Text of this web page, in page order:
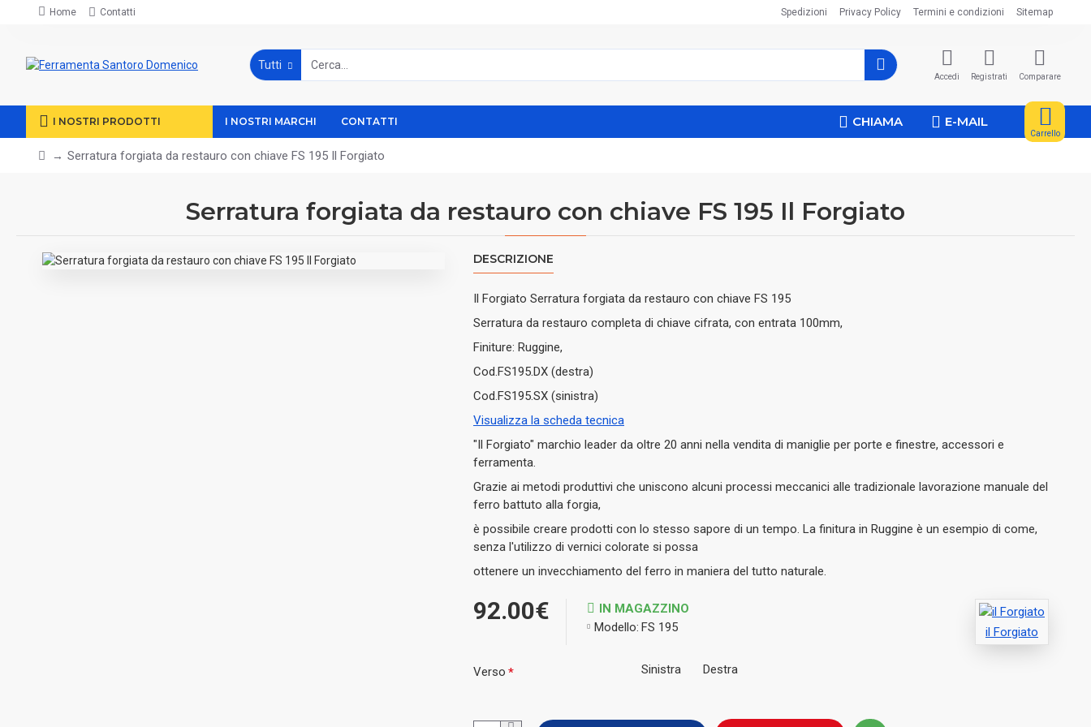
Home Contatti Spedizioni Privacy Policy Termini e condizioni Sitemap
Tutti
Accedi Registrati Comparare
I NOSTRI PRODOTTI I NOSTRI MARCHI CONTATTI CHIAMA E-MAIL
Carrello
Serratura forgiata da restauro con chiave FS 195 Il Forgiato
Serratura forgiata da restauro con chiave FS 195 Il Forgiato
DESCRIZIONE
Il Forgiato Serratura forgiata da restauro con chiave FS 195
Serratura da restauro completa di chiave cifrata, con entrata 100mm,
Finiture: Ruggine,
Cod.FS195.DX (destra)
Cod.FS195.SX (sinistra)
Visualizza la scheda tecnica
"Il Forgiato" marchio leader da oltre 20 anni nella vendita di maniglie per porte e finestre, accessori e
ferramenta.
Grazie ai metodi produttivi che uniscono alcuni processi meccanici alle tradizionale lavorazione manuale del
ferro battuto alla forgia,
è possibile creare prodotti con lo stesso sapore di un tempo. La finitura in Ruggine è un esempio di come,
senza l'utilizzo di vernici colorate si possa
ottenere un invecchiamento del ferro in maniera del tutto naturale.
92.00€
IN MAGAZZINO
Modello: FS 195 il Forgiato
Verso Sinistra Destra